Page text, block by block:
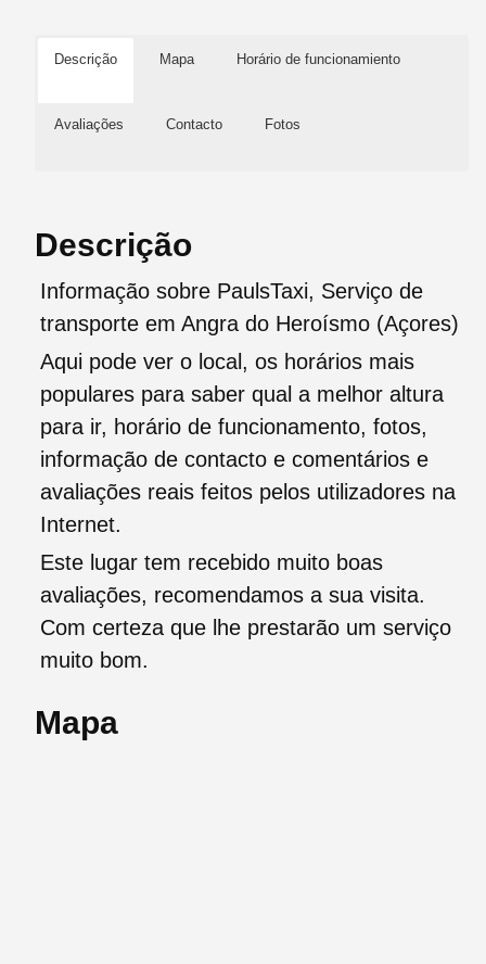
Descrição Mapa Horário de funcionamiento
Avaliações Contacto Fotos
Descrição
Informação sobre PaulsTaxi, Serviço de
transporte em Angra do Heroísmo (Açores)
Aqui pode ver o local, os horários mais
populares para saber qual a melhor altura
para ir, horário de funcionamento, fotos,
informação de contacto e comentários e
avaliações reais feitos pelos utilizadores na
Internet.
Este lugar tem recebido muito boas
avaliações, recomendamos a sua visita.
Com certeza que lhe prestarão um serviço
muito bom.
Mapa